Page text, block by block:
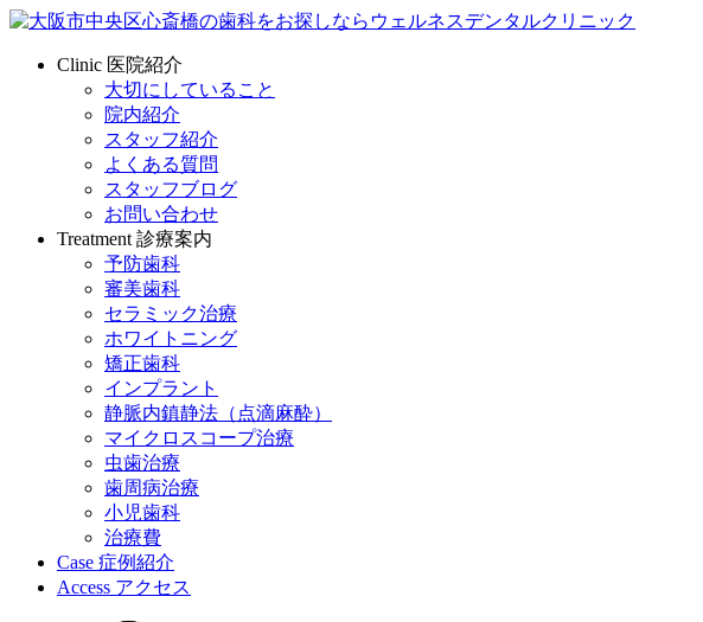
Clinic 医院紹介
大切にしていること
院内紹介
スタッフ紹介
よくある質問
スタッフブログ
お問い合わせ
Treatment 診療案内
予防歯科
審美歯科
セラミック治療
ホワイトニング
矯正歯科
インプラント
静脈内鎮静法（点滴麻酔）
マイクロスコープ治療
虫歯治療
歯周病治療
小児歯科
治療費
Case 症例紹介
Access アクセス